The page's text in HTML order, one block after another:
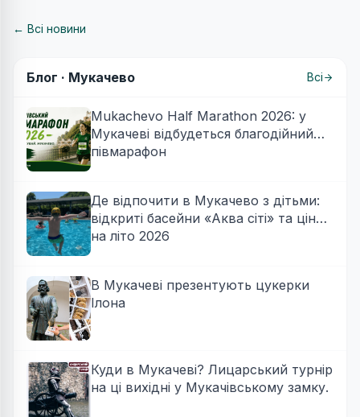
← Всі новини
Блог · Мукачево Всі
Mukachevo Half Marathon 2026: у
Мукачеві відбудеться благодійний
півмарафон
Де відпочити в Мукачево з дітьми:
відкриті басейни «Аква сіті» та ціни
на літо 2026
В Мукачеві презентують цукерки
Ілона
Куди в Мукачеві? Лицарський турнір
на ці вихідні у Мукачівському замку.